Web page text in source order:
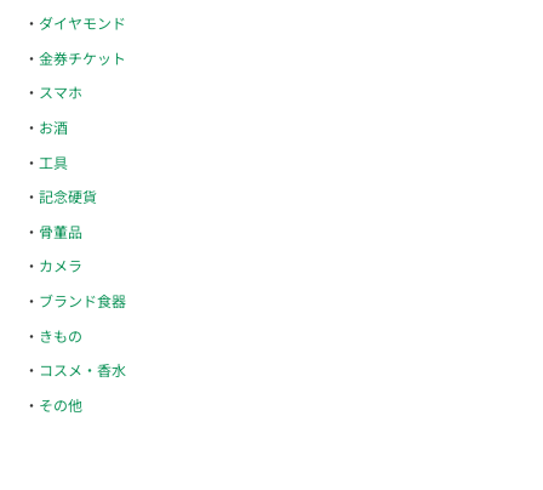
ダイヤモンド
金券チケット
スマホ
お酒
工具
記念硬貨
骨董品
カメラ
ブランド食器
きもの
コスメ・香水
その他